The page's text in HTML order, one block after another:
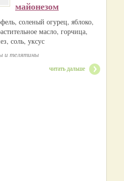
майонезом
соленый огурец, яблоко,
масло, горчица,
соль, уксус
и телятины
читать дальше